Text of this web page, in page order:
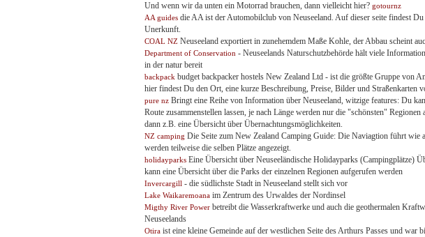
Und wenn wir da unten ein Motorrad brauchen, dann vielleicht hier? gotournz
AA guides die AA ist der Automobilclub von Neuseeland. Auf dieser seite findest
Unerkunft.
COAL NZ Neuseeland exportiert in zunehemdem Maße Kohle, der Abbau scheint
Department of Conservation - Neuseelands Naturschutzbehörde hält viele
in der natur bereit
backpack budget backpacker hostels New Zealand Ltd - ist die größte Gruppe von
hier findest Du den Ort, eine kurze Beschreibung, Preise, Bilder und Straßenkarten
pure nz Bringt eine Reihe von Information über Neuseeland, witzige features: Du
Route zusammenstellen lassen, je nach Länge werden nur die "schönsten"
dann z.B. eine Übersicht über Übernachtungsmöglichkeiten.
NZ camping Die Seite zum New Zealand Camping Guide: Die Naviagtion führt wie
werden teilweise die selben Plätze angezeigt.
holidayparks Eine Übersicht über Neuseeländische Holidayparks (Campingplätze)
kann eine Übersicht über die Parks der einzelnen Regionen aufgerufen werden
Invercargill - die südlichste Stadt in Neuseeland stellt sich vor
Lake Waikaremoana im Zentrum des Urwaldes der Nordinsel
Migthy River Power betreibt die Wasserkraftwerke und auch die geothermalen
Neuseelands
Otira ist eine kleine Gemeinde auf der westlichen Seite des Arthurs Passes und war